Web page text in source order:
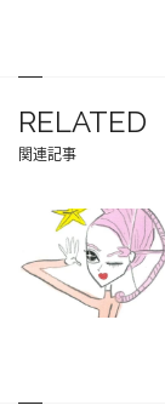
RELATED
関連記事